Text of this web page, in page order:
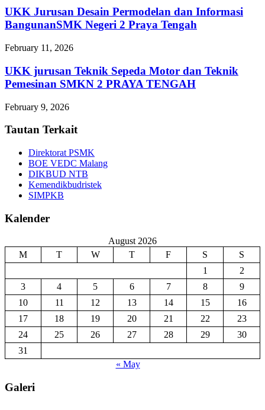
UKK Jurusan Desain Permodelan dan Informasi
BangunanSMK Negeri 2 Praya Tengah
February 11, 2026
UKK jurusan Teknik Sepeda Motor dan Teknik
Pemesinan SMKN 2 PRAYA TENGAH
February 9, 2026
Tautan Terkait
Direktorat PSMK
BOE VEDC Malang
DIKBUD NTB
Kemendikbudristek
SIMPKB
Kalender
August 2026
M
T W T F S
S
1
2
3
4 5 6 7 8
9
10
11 12 13 14 15
16
17
18 19 20 21 22
23
24
25 26 27 28 29
30
31
« May
Galeri